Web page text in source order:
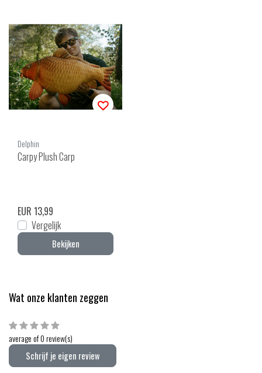
Delphin
Carpy Plush Carp
EUR 13,99
Vergelijk
Bekijken
Wat onze klanten zeggen
average of 0 review(s)
Schrijf je eigen review